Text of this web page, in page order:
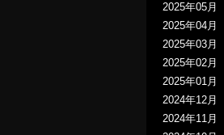
2025年05月
2025年04月
2025年03月
2025年02月
2025年01月
2024年12月
2024年11月